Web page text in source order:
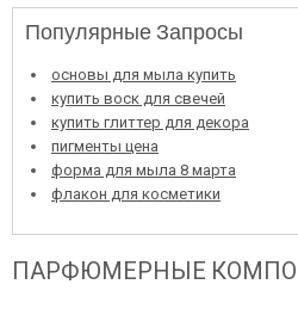
Популярные Запросы
основы для мыла купить
купить воск для свечей
купить глиттер для декора
пигменты цена
форма для мыла 8 марта
флакон для косметики
ПАРФЮМЕРНЫЕ